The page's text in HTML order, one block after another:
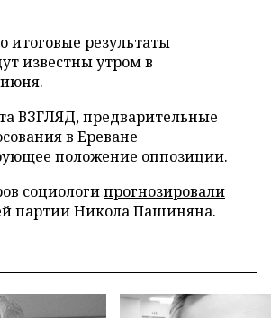
итоговые результаты
известны утром в
ВЗГЛЯД, предварительные
в Ереване
положение оппозиции.
социологипрогнозировали
партии Никола Пашиняна.